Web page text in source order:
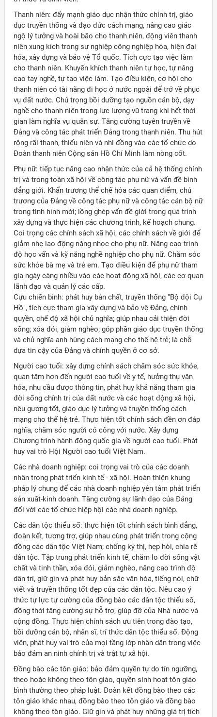
Thanh niên: đẩy mạnh giáo dục nhận thức chính trị, giáo
dục truyền thống và đạo đức cách mạng, nâng cao giác
ngộ lý tưởng và hoài bão cho thanh niên, động viên thanh
niên xung kích trong sự nghiệp công nghiệp hóa, hiện đại
hóa, xây dựng và bảo vệ Tổ quốc. Tích cực tạo việc làm
cho thanh niên. Khuyến khích thanh niên tự học, tự nâng
cao tay nghề, tự tạo việc làm. Tạo điều kiện, cơ hội cho
thanh niên có tài năng đi học ở nước ngoài để trở về phục
vụ đất nước. Chú trọng bồi dưỡng tạo nguồn cán bộ, dạy
nghề cho thanh niên trong lực lượng vũ trang khi hết thời
gian làm nghĩa vụ quân sự. Tăng cường tuyên truyền về
Ðảng và công tác phát triển Ðảng trong thanh niên. Thu hút
rộng rãi thanh, thiếu niên và nhi đồng vào các tổ chức do
Ðoàn thanh niên Cộng sản Hồ Chí Minh làm nòng cốt.
Phụ nữ: tiếp tục nâng cao nhận thức của cả hệ thống chính
trị và trong toàn xã hội về công tác phụ nữ và vấn đề bình
đẳng giới. Khẩn trương thể chế hóa các quan điểm, chủ
trương của Ðảng về công tác phụ nữ và công tác cán bộ nữ
trong tình hình mới; lồng ghép vấn đề giới trong quá trình
xây dựng và thực hiện các chương trình, kế hoạch chung.
Coi trọng các chính sách xã hội, các chính sách về giới để
giảm nhẹ lao động nặng nhọc cho phụ nữ. Nâng cao trình
độ học vấn và kỹ năng nghề nghiệp cho phụ nữ. Chăm sóc
sức khỏe bà mẹ và trẻ em. Tạo điều kiện để phụ nữ tham
gia ngày càng nhiều vào các hoạt động xã hội, các cơ quan
lãnh đạo và quản lý các cấp.
Cựu chiến binh: phát huy bản chất, truyền thống "Bộ đội Cụ
Hồ", tích cực tham gia xây dựng và bảo vệ Ðảng, chính
quyền, chế độ xã hội chủ nghĩa; giúp nhau cải thiện đời
sống; xóa đói, giảm nghèo; góp phần giáo dục truyền thống
và chủ nghĩa anh hùng cách mạng cho thế hệ trẻ; là chỗ
dựa tin cậy của Ðảng và chính quyền ở cơ sở.
Người cao tuổi: xây dựng chính sách chăm sóc sức khỏe,
quan tâm hơn đến người cao tuổi về y tế, hưởng thụ văn
hóa, nhu cầu được thông tin, phát huy khả năng tham gia
đời sống chính trị của đất nước và các hoạt động xã hội,
nêu gương tốt, giáo dục lý tưởng và truyền thống cách
mạng cho thế hệ trẻ. Thực hiện tốt chính sách đền ơn đáp
nghĩa, chăm sóc người có công với nước. Xây dựng
Chương trình hành động quốc gia về người cao tuổi. Phát
huy vai trò Hội Người cao tuổi Việt Nam.
Các nhà doanh nghiệp: coi trọng vai trò của các doanh
nhân trong phát triển kinh tế - xã hội. Hoàn thiện khung
pháp lý chung để các nhà doanh nghiệp yên tâm phát triển
sản xuất-kinh doanh. Tăng cường sự lãnh đạo của Ðảng
đối với các tổ chức hiệp hội các nhà doanh nghiệp.
Các dân tộc thiểu số: thực hiện tốt chính sách bình đẳng,
đoàn kết, tương trợ, giúp nhau cùng phát triển trong cộng
đồng các dân tộc Việt Nam; chống kỳ thị, hẹp hòi, chia rẽ
dân tộc. Tập trung phát triển kinh tế, chăm lo đời sống vật
chất và tinh thần, xóa đói, giảm nghèo, nâng cao trình độ
dân trí, giữ gìn và phát huy bản sắc văn hóa, tiếng nói, chữ
viết và truyền thống tốt đẹp của các dân tộc. Nêu cao ý
thức tự lực tự cường của đồng bào các dân tộc thiểu số,
đồng thời tăng cường sự hỗ trợ, giúp đỡ của Nhà nước và
cộng đồng. Thực hiện chính sách ưu tiên trong đào tạo,
bồi dưỡng cán bộ, nhân sĩ, trí thức dân tộc thiểu số. Ðộng
viên, phát huy vai trò của mọi tầng lớp nhân dân trong việc
bảo đảm an ninh chính trị và trật tự xã hội.
Ðồng bào các tôn giáo: bảo đảm quyền tự do tín ngưỡng,
theo hoặc không theo tôn giáo, quyền sinh hoạt tôn giáo
bình thường theo pháp luật. Ðoàn kết đồng bào theo các
tôn giáo khác nhau, đồng bào theo tôn giáo và đồng bào
không theo tôn giáo. Giữ gìn và phát huy những giá trị tích